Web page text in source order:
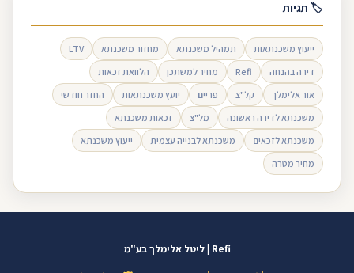
🏷 תגיות
ייעוץ משכנתאות תמהיל משכנתא מחזור משכנתא
LTV
דירה בהנחה
Refi מחיר למשתכן
הלוואת זכאות
אור אלימלך
קל"צ פריים יועץ משכנתאות
החזר חודשי
משכנתא לדירה ראשונה
מל"צ
זכאות משכנתא
משכנתא לזכאים
משכנתא לבנייה עצמית
ייעוץ משכנתא
מחיר מטרה
Refi | ליטל אלימלך בע"מ